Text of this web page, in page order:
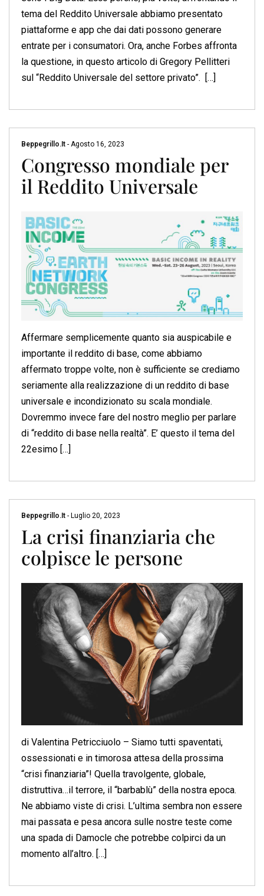
tema del Reddito Universale abbiamo presentato
piattaforme e app che dai dati possono generare
entrate per i consumatori. Ora, anche Forbes affronta
la questione, in questo articolo di Gregory Pellitteri
sul “Reddito Universale del settore privato”. […]
Beppegrillo.it - Agosto 16, 2023
Congresso mondiale per
il Reddito Universale
Affermare semplicemente quanto sia auspicabile e
importante il reddito di base, come abbiamo
affermato troppe volte, non è sufficiente se crediamo
seriamente alla realizzazione di un reddito di base
universale e incondizionato su scala mondiale.
Dovremmo invece fare del nostro meglio per parlare
di “reddito di base nella realtà”. E’ questo il tema del
22esimo […]
Beppegrillo.it - Luglio 20, 2023
La crisi finanziaria che
colpisce le persone
di Valentina Petricciuolo – Siamo tutti spaventati,
ossessionati e in timorosa attesa della prossima
“crisi finanziaria”! Quella travolgente, globale,
distruttiva…il terrore, il “barbablù” della nostra epoca.
Ne abbiamo viste di crisi. L’ultima sembra non essere
mai passata e pesa ancora sulle nostre teste come
una spada di Damocle che potrebbe colpirci da un
momento all’altro. […]